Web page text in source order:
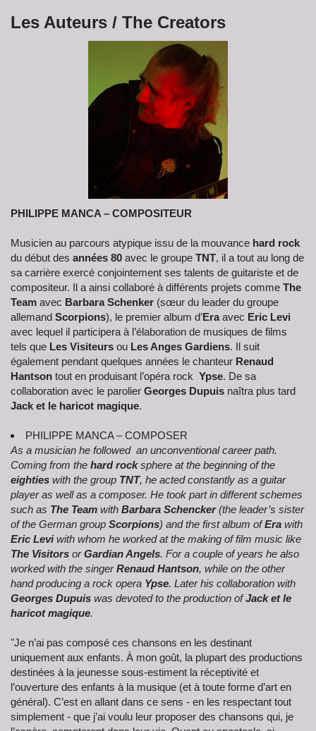
Les Auteurs / The Creators
PHILIPPE MANCA – COMPOSITEUR
Musicien au parcours atypique issu de la mouvance hard rock
du début des années 80 avec le groupe TNT, il a tout au long de
sa carrière exercé conjointement ses talents de guitariste et de
compositeur. Il a ainsi collaboré à différents projets comme The
Team avec Barbara Schenker (sœur du leader du groupe
allemand Scorpions), le premier album d’Eraavec Eric Levi
avec lequel il participera à l’élaboration de musiques de films
tels que Les Visiteurs ou Les Anges Gardiens. Il suit
également pendant quelques années le chanteur Renaud
Hantson tout en produisant l’opéra rock Ypse. De sa
collaboration avec le parolier Georges Dupuis naîtra plus tard
Jack et le haricot magique.
PHILIPPE MANCA – COMPOSER
As a musician he followed an unconventional career path.
Coming from the hard rocksphere at the beginning of the
eighties with the group TNT, he acted constantly as a guitar
player as well as a composer. He took part in different schemes
such as The Team with Barbara Schencker(the leader’s sister
of the German group Scorpions) and the first album ofEra with
Eric Leviwith whom he worked at the making of film music like
The Visitors orGardian Angels. For a couple of years he also
worked with the singerRenaud Hantson, while on the other
hand producing a rock opera Ypse. Later his collaboration with
Georges Dupuis was devoted to the production ofJack et le
haricot magique.
"Je n’ai pas composé ces chansons en les destinant
uniquement aux enfants. À mon goût, la plupart des productions
destinées à la jeunesse sous-estiment la réceptivité et
l’ouverture des enfants à la musique (et à toute forme d’art en
général). C’est en allant dans ce sens - en les respectant tout
simplement - que j’ai voulu leur proposer des chansons qui, je